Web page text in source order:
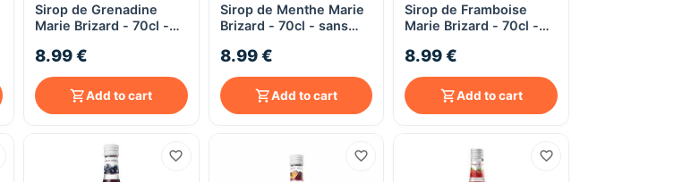
Quick View
Sirop de Grenadine
Marie Brizard - 70cl -
8.99 €
Add to cart
Quick View
Sirop de Menthe Marie
Brizard - 70cl - sans
8.99 €
Add to cart
Quick View
Sirop de Framboise
Marie Brizard - 70cl -
8.99 €
Add to cart